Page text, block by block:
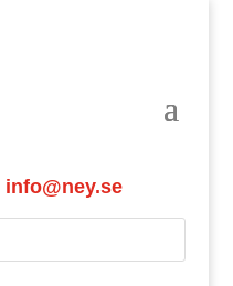
info@ney.se